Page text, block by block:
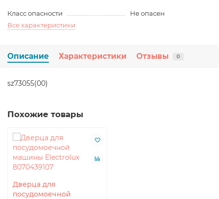
Класс опасности
Не опасен
Все характеристики
Описание Характеристики Отзывы 0
sz73055(00)
Похожие товары
Дверца для
посудомоечной